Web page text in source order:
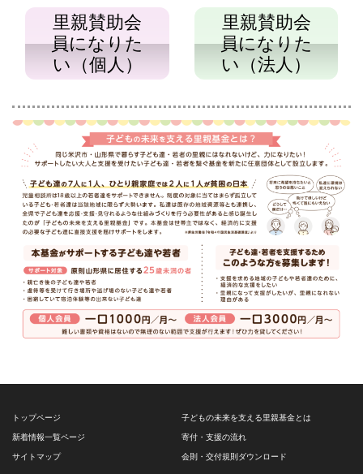
里親賛助会
員になりた
い（個人）
里親賛助会
員になりた
い（法人）
トップページ
新着情報一覧ページ
サイトマップ
子どもの未来を支える里親基金とは
寄付・支援の流れ
会則・交付規則ダウンロード